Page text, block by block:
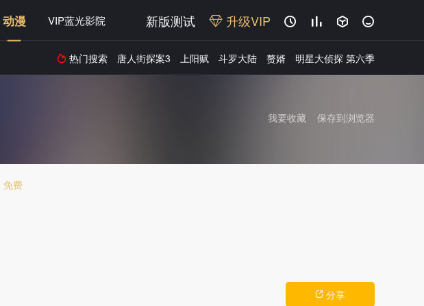
动漫 VIP蓝光影院 新版测试 升级VIP    
 热门搜索 唐人街探案3 上阳赋 斗罗大陆 赘婿 明星大侦探 第六季
保存到浏览器
我要收藏
免费
 分享